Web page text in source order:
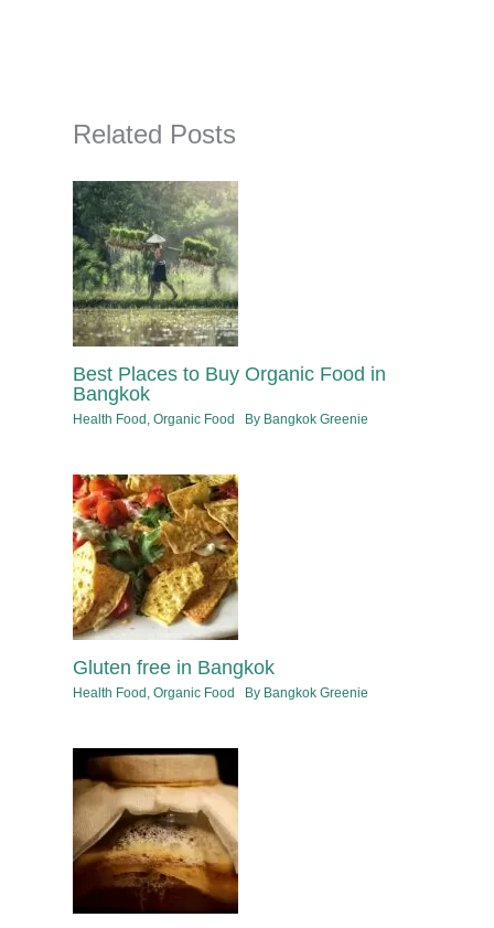
Related Posts
Best Places to Buy Organic Food in
Bangkok
Health Food,Organic Food By Bangkok Greenie
Gluten free in Bangkok
Health Food,Organic Food By Bangkok Greenie